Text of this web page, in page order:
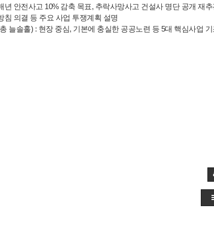
년 안전사고 10% 감축 목표, 추락사망사고 건설사 명단 공개 재
의결 등 주요 사업 투쟁계획 설명
늘솔홀) : 현장 중심, 기본에 충실한 공공노련 등 5대 핵심사업 기